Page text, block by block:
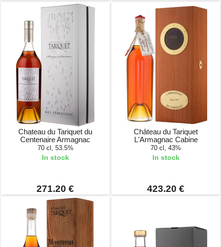
Chateau du Tariquet du
Centenaire Armagnac
70 cl, 53.5%
In stock
271.20 €
Château du Tariquet
L'Armagnac Cabine
70 cl, 43%
In stock
423.20 €